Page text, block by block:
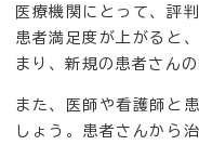
医療機関にとって、評
患者満足度が上がると
まり、新規の患者さん
また、医師や看護師と
しょう。患者さんから